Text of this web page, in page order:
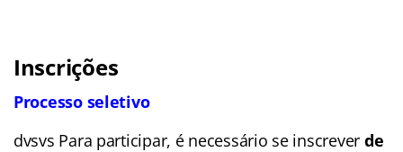
Inscrições
Processo seletivo
dvsvs Para participar, é necessário se inscrever de